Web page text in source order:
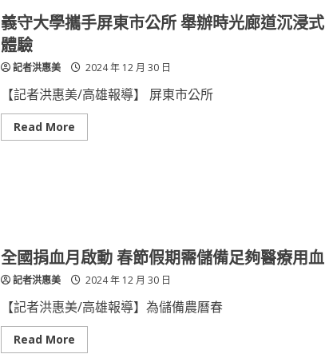
品
預
現
正
烈
銷
售
中！
義守大學攜手屏東市公所 舉辦時光廊道沉浸式
體驗
記者洪惠美 2024 年 12 月 30 日
【記者洪惠美/高雄報導】 屏東市公所
Read MoreRead
more
市
公
所
舉
時
光
廊
道
沉
全國捐血月啟動 春節假期需儲備足夠醫療用血
記者洪惠美 2024 年 12 月 30 日
【記者洪惠美/高雄報導】為儲備農曆春
Read MoreRead
more